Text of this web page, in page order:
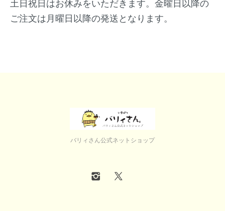
ご注文は月曜日以降の発送となります。
バリィさん公式ネットショップ